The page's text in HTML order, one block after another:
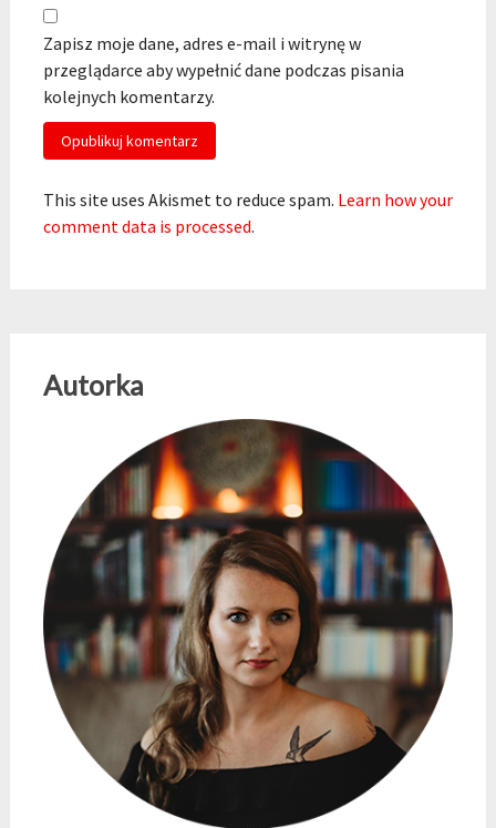
Zapisz moje dane, adres e-mail i witrynę w
przeglądarce aby wypełnić dane podczas pisania
kolejnych komentarzy.
This site uses Akismet to reduce spam. Learn how your
comment data is processed.
Autorka